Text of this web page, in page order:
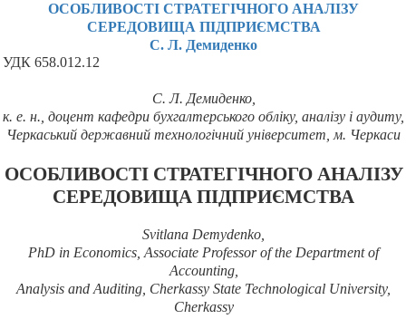
ОСОБЛИВОСТІ СТРАТЕГІЧНОГО АНАЛІЗУ
СЕРЕДОВИЩА ПІДПРИЄМСТВА
С. Л. Демиденко
УДК 658.012.12
С. Л. Демиденко,
к. е. н., доцент кафедри бухгалтерського обліку, аналізу і аудиту,
Черкаський державний технологічний університет, м. Черкаси
ОСОБЛИВОСТІ СТРАТЕГІЧНОГО АНАЛІЗУ
СЕРЕДОВИЩА ПІДПРИЄМСТВА
Svitlana Demydenko
PhD in Economics, Associate Professor of the Department of
Accounting,
Analysis and Auditing, Cherkassy State Technological University,
Cherkassy